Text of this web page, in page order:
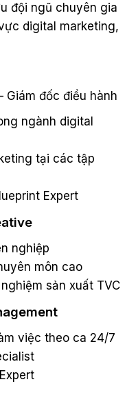
đội ngũ chuyên gia
digital marketing,
Giám đốc điều hành
ngành digital
tại các tập
Expert
nghiệp
môn cao
sản xuất TVC
việc theo ca 24/7